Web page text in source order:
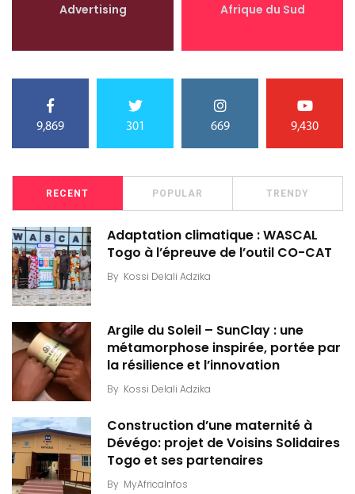
Advertising Afrique du Sud
9,869 301 669 9,430
RECENT POPULAR TRENDY
Adaptation climatique : WASCAL
Togo à l’épreuve de l’outil CO-CAT
By Kossi Delali Adzika
Argile du Soleil – SunClay : une
métamorphose inspirée, portée par
la résilience et l’innovation
By Kossi Delali Adzika
Construction d’une maternité à
Dévégo: projet de Voisins Solidaires
Togo et ses partenaires
By MyAfricaInfos